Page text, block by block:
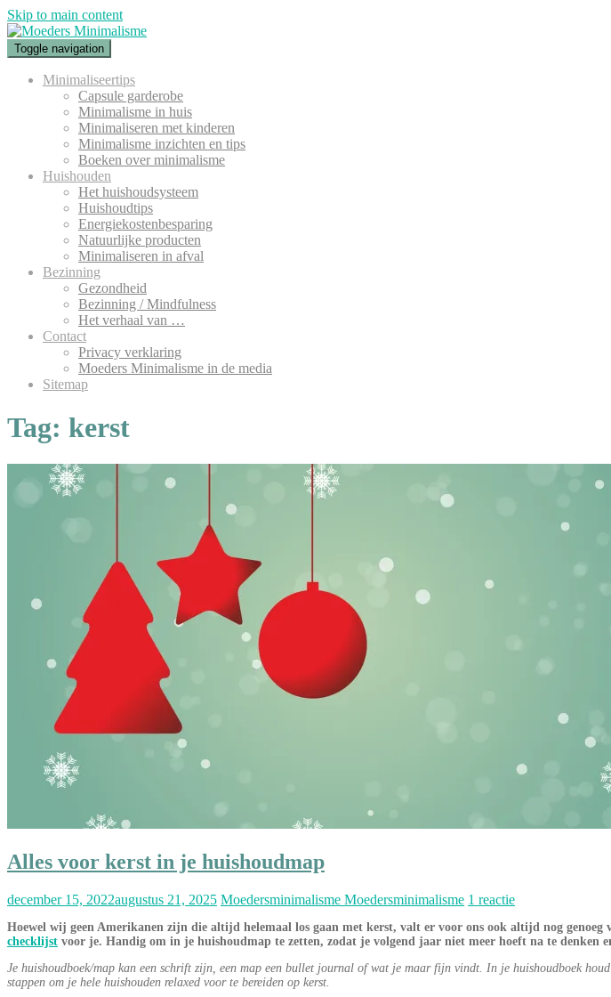
Skip to main content
Toggle navigation
Minimaliseertips
Capsule garderobe
Minimalisme in huis
Minimaliseren met kinderen
Minimalisme inzichten en tips
Boeken over minimalisme
Huishouden
Het huishoudsysteem
Huishoudtips
Energiekostenbesparing
Natuurlijke producten
Minimaliseren in afval
Bezinning
Gezondheid
Bezinning / Mindfulness
Het verhaal van …
Contact
Privacy verklaring
Moeders Minimalisme in de media
Sitemap
Tag: kerst
Alles voor kerst in je huishoudmap
december 15, 2022augustus 21, 2025 Moedersminimalisme Moedersminimalisme 1 reactie
Hoewel wij geen Amerikanen zijn die altijd helemaal los gaan met kerst, valt er voor ons ook altijd nog
checklijst voor je. Handig om in je huishoudmap te zetten, zodat je volgend jaar niet meer hoeft na te denken
Je huishoudboek/map kan een schrift zijn, een map een bullet journal of wat je maar fijn vindt. In je huishoudboek
stappen om je hele huishouden relaxed voor te bereiden op kerst.